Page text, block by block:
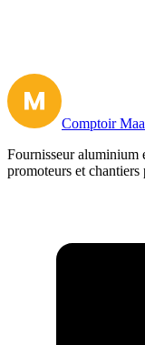
Comptoir
Fournisseur aluminium
promoteurs et chantiers